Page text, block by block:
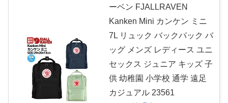
ーベン FJALLRAVEN
Kanken Mini カンケン ミニ
7L リュック バックパック バ
ッグ メンズ レディース ユニ
セックス ジュニア キッズ 子
供 幼稚園 小学校 通学 遠足
カジュアル 23561